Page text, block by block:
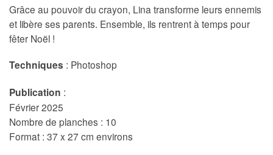
Grâce au pouvoir du crayon, Lina transforme leurs ennemis
et libère ses parents. Ensemble, ils rentrent à temps pour
fêter Noël !
Techniques : Photoshop
Publication :
Février 2025
Nombre de planches : 10
Format : 37 x 27 cm environs